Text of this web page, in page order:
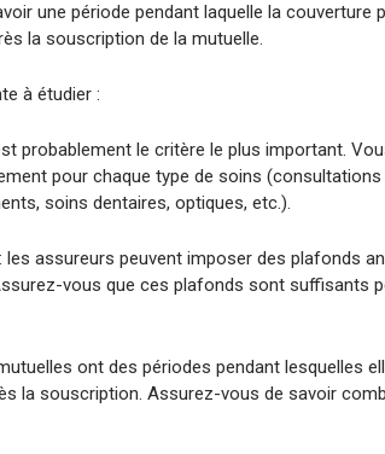
une période pendant laquelle la couverture
la souscription de la mutuelle.
à étudier :
probablement le critère le plus important.
pour chaque type de soins (consultations
soins dentaires, optiques, etc.).
: les assureurs peuvent imposer des plafonds
vous que ces plafonds sont suffisants
ont des périodes pendant lesquelles
la souscription. Assurez-vous de savoir